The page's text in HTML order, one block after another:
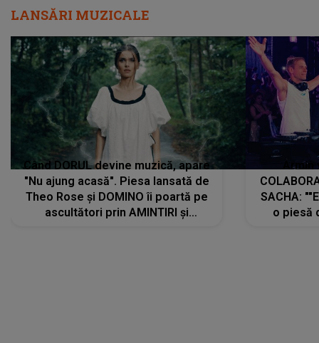
LANSĂRI MUZICALE
Când DORUL devine muzică, apare
"Nu ajung acasă". Piesa lansată de
Theo Rose și DOMINO îi poartă pe
ascultători prin AMINTIRI și
SACHA:
o piesă